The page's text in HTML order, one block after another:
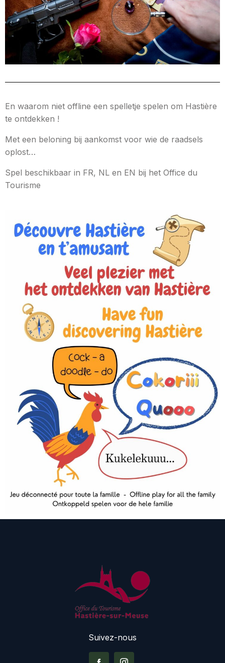
En waarom niet offline een spelletje spelen om Hastière
te ontdekken !
Met een beloning bij aankomst voor wie de raadsels
oplost…
Spel beschikbaar in FR, NL en EN bij het Office du
Tourisme
Suivez-nous